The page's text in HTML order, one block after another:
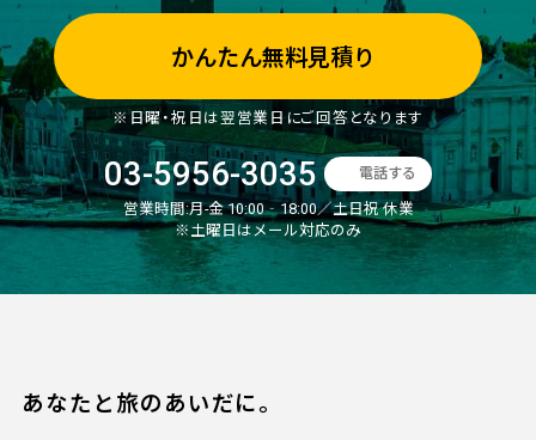
かんたん無料見積り
※日曜・祝日は翌営業日にご回答となります
03-5956-3035 電話する
営業時間:月-金 10:00‐18:00／土日祝 休業
※土曜日はメール対応のみ
あなたと旅のあいだに。